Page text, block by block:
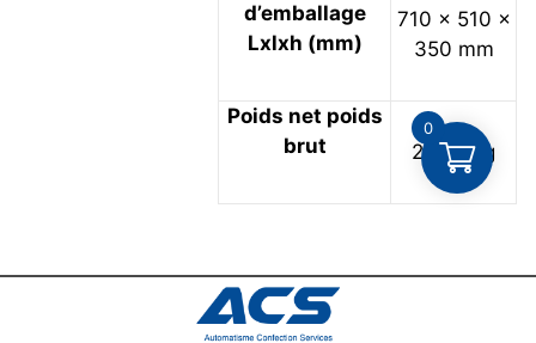
d’emballage
Lxlxh (mm)
710 × 510 ×
350 mm
Poids net poids
brut
25/27 kg
0